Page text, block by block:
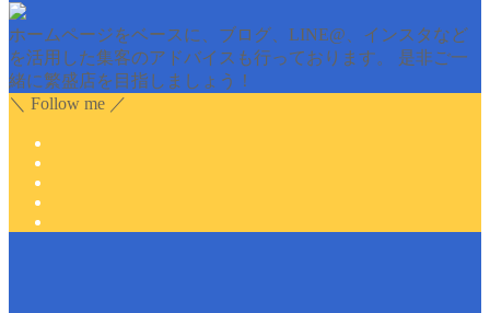
ホームページをベースに、ブログ、LINE@、インスタなど
を活用した集客のアドバイスも行っております。 是非ご一
緒に繁盛店を目指しましょう！
＼ Follow me ／